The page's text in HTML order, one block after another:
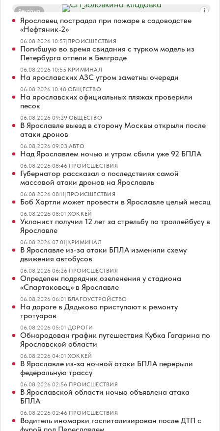
Реклама
Ярославец пострадал при пожаре в садоводстве
«Нефтяник-2»
06.08.2026 10:57|ПРОИСШЕСТВИЯ
Погибшую во время свидания с турком модель из
Петербурга отпели в Белграде
06.08.2026 10:55|КРИМИНАЛ
На ярославских АЗС утром заметны очереди
06.08.2026 10:48|ОБЩЕСТВО
На ярославских официальных пляжах проверили
песок
06.08.2026 09:29|ОБЩЕСТВО
В Ярославле выезд в сторону Москвы открыли после
атаки дронов
06.08.2026 09:03|АВТО
Над Ярославлем ночью и утром сбили уже 92 БПЛА
06.08.2026 08:46|ПРОИСШЕСТВИЯ
Губернатор рассказал о последствиях самой
массовой атаки дронов на Ярославль
06.08.2026 08:11|ПРОИСШЕСТВИЯ
Боб Хартли может провести в Ярославле целый месяц
06.08.2026 08:01|ХОККЕЙ
Уклонист получил 12 лет за стрельбу по троллейбусу в
Ярославле
06.08.2026 07:01|КРИМИНАЛ
В Ярославле из-за атаки БПЛА изменили схему
движения автобусов
06.08.2026 06:26|ПРОИСШЕСТВИЯ
Определен подрядчик озеленения у стадиона
«Спартаковец» в Ярославле
06.08.2026 06:01|БЛАГОУСТРОЙСТВО
На дороге в Дядьково приступают к ремонту
тротуаров
06.08.2026 05:01|ДОРОГИ
Обнародован график путешествия Кубка Гагарина по
Ярославской области
06.08.2026 04:01|ХОККЕЙ
В Ярославле из-за ночной атаки БПЛА перерыли
федеральную трассу
06.08.2026 02:56|ПРОИСШЕСТВИЯ
В Ярославской области ночью объявлена атака
БПЛА
06.08.2026 02:46|ПРОИСШЕСТВИЯ
Водитель иномарки госпитализирован после ДТП с